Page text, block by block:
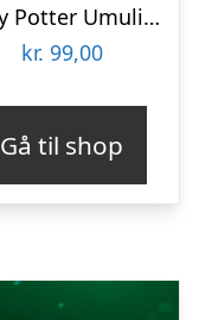
Harry Potter Umulig Puslespil
kr. 99,00
Gå til shop